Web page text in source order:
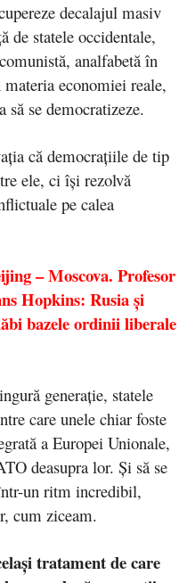
decalajul masiv
de statele occidentale,
analfabetă în
economiei reale,
să se democratizeze.
că democrațiile de tip
ele, ci își rezolvă
pe calea
– Moscova. Profesor
Hopkins: Rusia și
bazele ordinii liberale
generație, statele
care unele chiar foste
a Europei Unionale,
deasupra lor. Și să se
un ritm incredibil,
cum ziceam.
tratament de care